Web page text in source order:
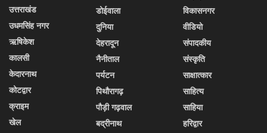
उत्तराखंड
उधमसिंह नगर
ऋषिकेश
कालसी
केदारनाथ
कोटद्वार
क्राइम
खेल
डोईवाला
दुनिया
देहरादून
नैनीताल
पर्यटन
पिथौरागढ़
पौड़ी गढ़वाल
बद्रीनाथ
विकासनगर
वीडियो
संपादकीय
संस्कृति
साक्षात्कार
साहित्य
साहिया
हरिद्वार